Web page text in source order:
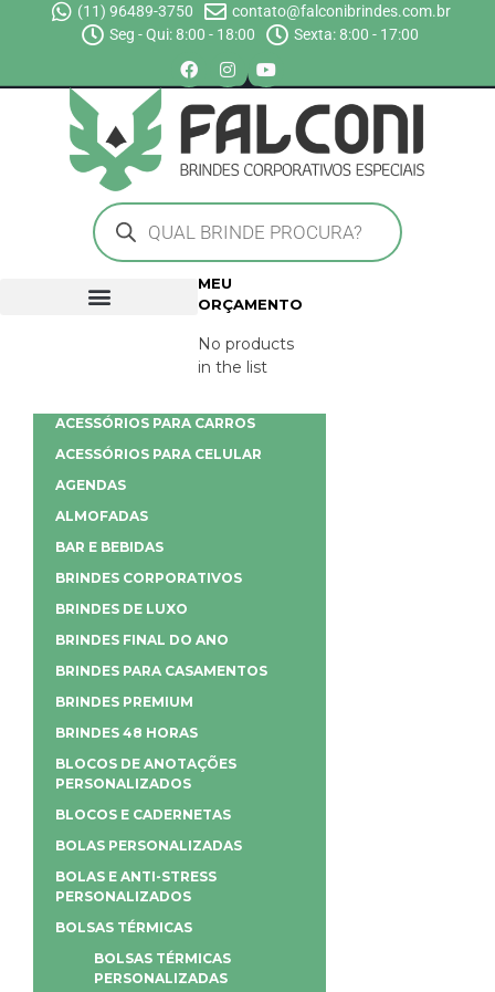
(11) 96489-3750
contato@falconibrindes.com.br
Seg - Qui: 8:00 - 18:00
Sexta: 8:00 - 17:00
MEU
ORÇAMENTO
No products
in the list
ACESSÓRIOS PARA CARROS
ACESSÓRIOS PARA CELULAR
AGENDAS
ALMOFADAS
BAR E BEBIDAS
BRINDES CORPORATIVOS
BRINDES DE LUXO
BRINDES FINAL DO ANO
BRINDES PARA CASAMENTOS
BRINDES PREMIUM
BRINDES 48 HORAS
BLOCOS DE ANOTAÇÕES
PERSONALIZADOS
BLOCOS E CADERNETAS
BOLAS PERSONALIZADAS
BOLAS E ANTI-STRESS
PERSONALIZADOS
BOLSAS TÉRMICAS
BOLSAS TÉRMICAS
PERSONALIZADAS